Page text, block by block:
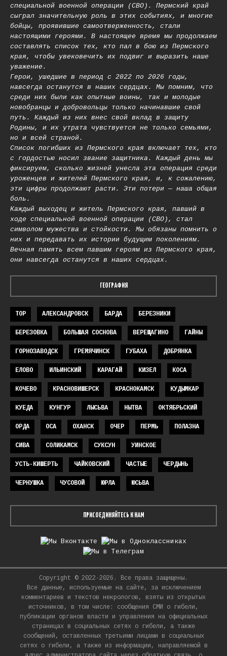
специальной военной операции (СВО). Пермский край
сыграл значительную роль в этих событиях, и многие
бойцы, проявившие самоотверженность, стали
настоящими героями. В настоящее время мы продолжаем
составлять список тех, кто пал в бою из Пермского
края, чтобы увековечить их подвиг и выразить наше
уважение.
Герои, ушедшие в период с 2022 по 2026 годы,
навсегда останутся в наших сердцах. Мы помним, что
среди них были как опытные воины, так и молодые
новобранцы и добровольцы только начинавшие свой
путь. Каждый из них внес свой вклад в защиту
Родины, и их утрата чувствуется не только семьями,
но и всей страной.
Список погибших из Пермского края включает тех, кто
с гордостью носил звание защитника. Каждый день мы
фиксируем, сколько жизней унесла эта операция среди
уроженцев и жителей Пермского края, и, к сожалению,
эти цифры продолжают расти. Эти потери — наша общая
боль.
Каждый выходец и житель Пермского края, павший в
ходе специальной военной операции (СВО), стал
символом мужества и стойкости. Мы обязаны помнить о
них и передавать их истории будущим поколениям.
Вечная память всем павшим героям из Пермского края,
они навсегда останутся в наших сердцах.
ГЕОГРАФИЯ
TOP АЛЕКСАНДРОВСК БАРДА БЕРЕЗНИКИ
БЕРЕЗОВКА БОЛЬШАЯ СОСНОВА ВЕРЕЩАГИНО ГАЙНЫ
ГОРНОЗАВОДСК ГРЕМЯЧИНСК ГУБАХА ДОБРЯНКА
ЕЛОВО ИЛЬИНСКИЙ КАРАГАЙ КИЗЕЛ КОСА
КОЧЕВО КРАСНОВИШЕРСК КРАСНОКАМСК КУДЫМКАР
КУЕДА КУНГУР ЛЫСЬВА НЫТВА ОКТЯБРЬСКИЙ
ОРДА ОСА ОХАНСК ОЧЕР ПЕРМЬ ПОЛАЗНА
СИВА СОЛИКАМСК СУКСУН УИНСКОЕ
УСТЬ-КИШЕРТЬ ЧАЙКОВСКИЙ ЧАСТЫЕ ЧЕРДЫНЬ
ЧЕРНУШКА ЧУСОВОЙ ЮРЛА ЮСЬВА
ПРИСОЕДИНЯЙТЕСЬ К НАМ
Copyright © 2022-2026. Все права защищены.
Все данные, используемые на сайте, за исключением
комментариев и текстов некрологов, взяты из открытых
источников, в том числе: сообщения СМИ о гибели,
публикации органов власти и управления на официальных
страницах в социальных сетях о гибели, а также
сообщений, оставленных третьими лицами в социальных
сетях о гибели, а также из информации, направляемой в